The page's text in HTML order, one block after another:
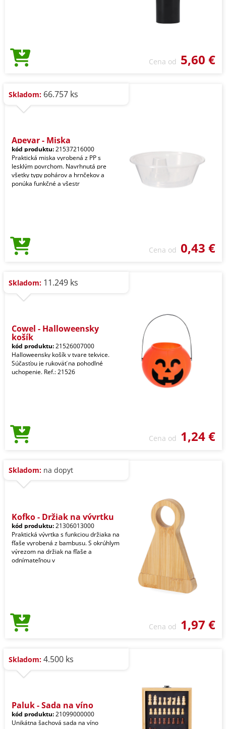
Cena od 5,60 €
Skladom: 66.757 ks
Apeyar - Miska
kód produktu:21537216000
Praktická miska vyrobená z PP s
lesklým povrchom. Navrhnutá pre
všetky typy pohárov a hrnčekov a
ponúka funkčné a všestr
Cena od 0,43 €
Skladom: 11.249 ks
Cowel - Halloweensky
košík
kód produktu:21526007000
Halloweensky košík v tvare tekvice.
Súčasťou je rukoväť na pohodlné
uchopenie. Ref.: 21526
Cena od 1,24 €
Skladom: na dopyt
Kofko - Držiak na vývrtku
kód produktu:21306013000
Praktická vývrtka s funkciou držiaka na
fľaše vyrobená z bambusu. S okrúhlym
výrezom na držiak na fľaše a
odnímateľnou v
Cena od 1,97 €
Skladom: 4.500 ks
Paluk - Sada na víno
kód produktu:21099000000
Unikátna šachová sada na víno